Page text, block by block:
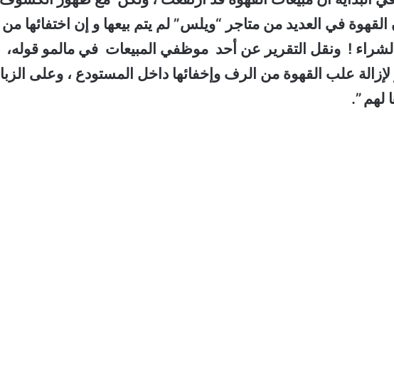
في العديد من متاجر “ويلس” لم يتم بيعها و إن اختفائها من
! ونقل التقرير عن أحد موظفي المبيعات في مالمو قوله،
علب القهوة من الرف وإخفائها داخل المستودع ، وعلى
لهم ”.